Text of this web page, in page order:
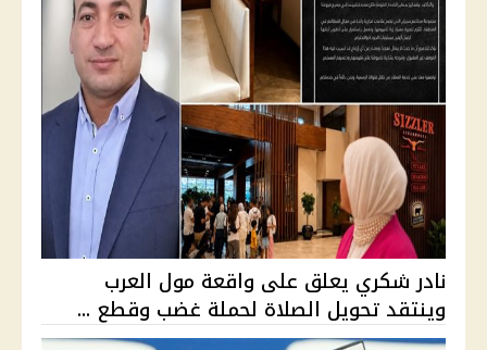
نادر شكري يعلق على واقعة مول العرب
وينتقد تحويل الصلاة لحملة غضب وقطع ...